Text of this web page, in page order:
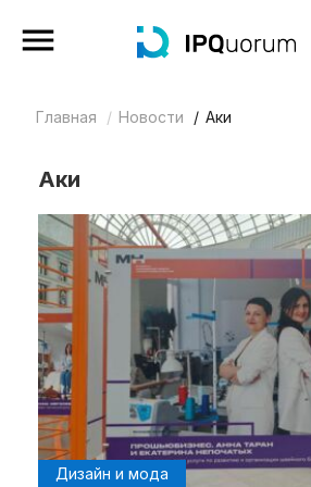
Все материалы
Legal review
События
IPQ.365
IP Stories
Квиз
О нас
Календарь
Главная Новости Аки
Аки
Дизайн и мода